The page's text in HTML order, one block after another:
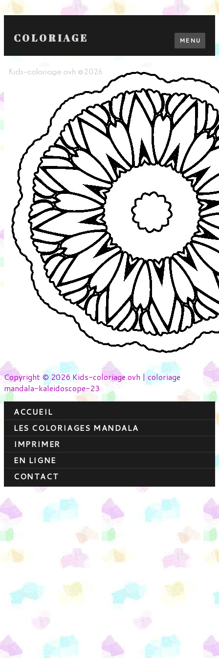
COLORIAGE MENU
Copyright © 2026 Kids-coloriage.ovh | coloriage
mandala-kaleidoscope-23
ACCUEIL
LES COLORIAGES MANDALA
IMPRIMER
EN LIGNE
CONTACT